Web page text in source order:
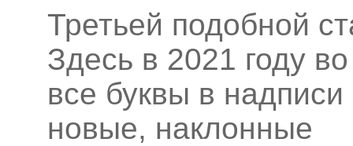
Третьей подобной
Здесь в 2021 году
все буквы в
новые, наклонные